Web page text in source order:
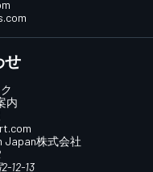
せ
内
Japan株式会社
12-13